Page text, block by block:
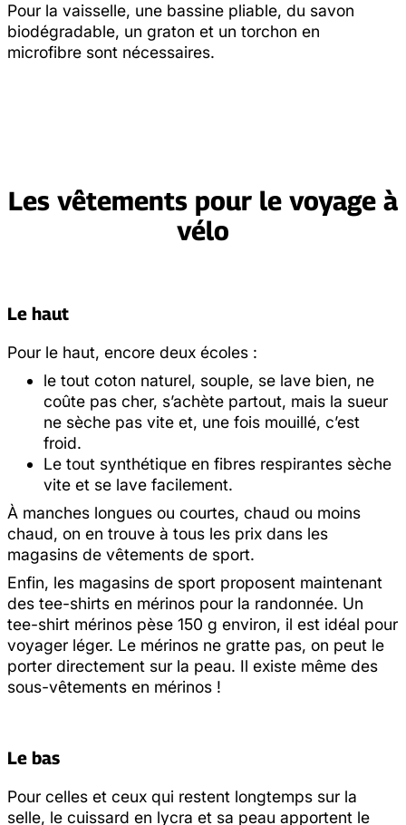
Pour la vaisselle, une bassine pliable, du savon
biodégradable, un graton et un torchon en
microfibre sont nécessaires.
Les vêtements pour le voyage à
vélo
Le haut
Pour le haut, encore deux écoles :
le tout coton naturel, souple, se lave bien, ne
coûte pas cher, s’achète partout, mais la sueur
ne sèche pas vite et, une fois mouillé, c’est
froid.
Le tout synthétique en fibres respirantes sèche
vite et se lave facilement.
À manches longues ou courtes, chaud ou moins
chaud, on en trouve à tous les prix dans les
magasins de vêtements de sport.
Enfin, les magasins de sport proposent maintenant
des tee-shirts en mérinos pour la randonnée. Un
tee-shirt mérinos pèse 150 g environ, il est idéal pour
voyager léger. Le mérinos ne gratte pas, on peut le
porter directement sur la peau. Il existe même des
sous-vêtements en mérinos !
Le bas
Pour celles et ceux qui restent longtemps sur la
selle, le cuissard en lycra et sa peau apportent le